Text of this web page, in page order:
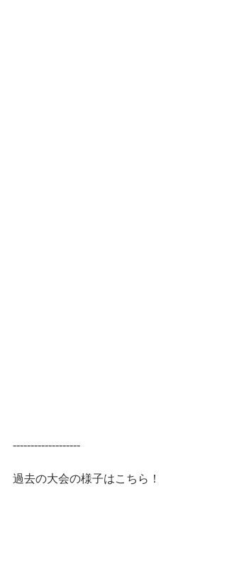
-------------------
過去の大会の様子はこちら！